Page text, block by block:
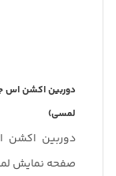
دوربینSJ8
ورزشی است.
لمسی)
دوربین
صفحه نمایش